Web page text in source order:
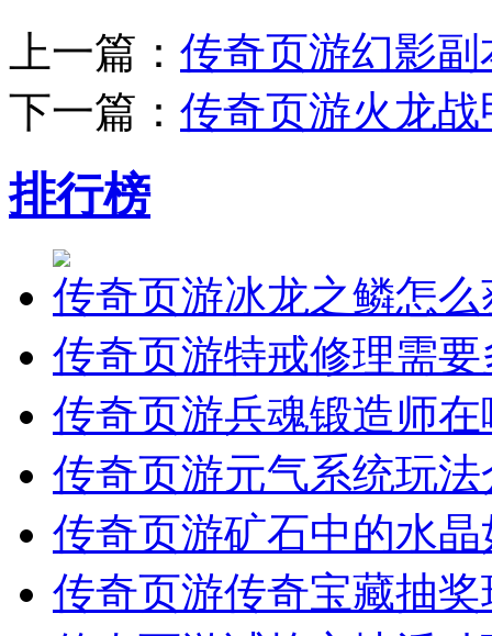
上一篇： 传奇页游幻影
下一篇： 传奇页游火龙
排行榜
传奇页游冰龙之鳞怎么
传奇页游特戒修理需
传奇页游兵魂锻造师在
传奇页游元气系统玩法
传奇页游矿石中的水
传奇页游传奇宝藏抽